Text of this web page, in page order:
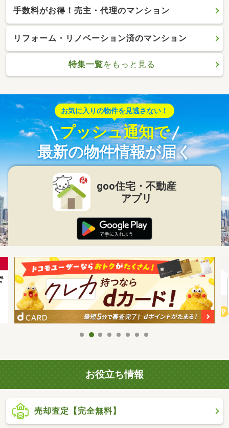
手数料がお得！売主・代理のマンション
リフォーム・リノベーション済のマンション
特集一覧をもっと見る
お気に入りの物件を見逃さない！
プッシュ通知で
最新の物件情報が届く
goo住宅・不動産
アプリ
お役立ち情報
売却査定【完全無料】